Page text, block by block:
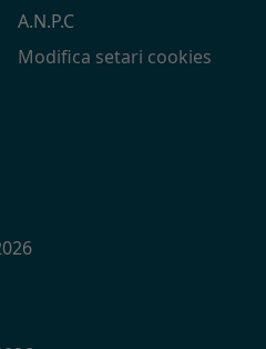
A.N.P.C
Modifica setari cookies